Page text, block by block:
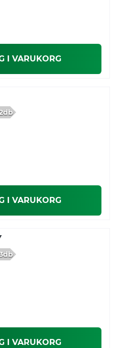
I VARUKORG
I VARUKORG
I VARUKORG